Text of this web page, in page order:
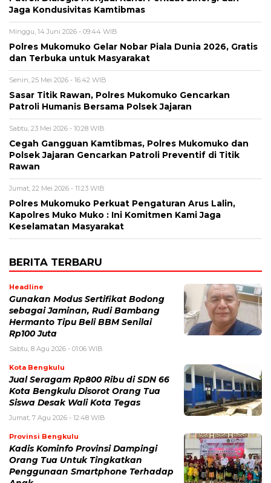
Jaga Kondusivitas Kamtibmas
Minggu, 14 Juni 2026 - 09:44 WIB
Polres Mukomuko Gelar Nobar Piala Dunia 2026, Gratis
dan Terbuka untuk Masyarakat
Senin, 25 Mei 2026 - 16:42 WIB
Sasar Titik Rawan, Polres Mukomuko Gencarkan
Patroli Humanis Bersama Polsek Jajaran
Sabtu, 23 Mei 2026 - 10:28 WIB
Cegah Gangguan Kamtibmas, Polres Mukomuko dan
Polsek Jajaran Gencarkan Patroli Preventif di Titik
Rawan
Jumat, 22 Mei 2026 - 11:23 WIB
Polres Mukomuko Perkuat Pengaturan Arus Lalin,
Kapolres Muko Muko : Ini Komitmen Kami Jaga
Keselamatan Masyarakat
BERITA TERBARU
Headline
Gunakan Modus Sertifikat Bodong
sebagai Jaminan, Rudi Bambang
Hermanto Tipu Beli BBM Senilai
Rp100 Juta
Sabtu, 8 Agu 2026 - 01:06 WIB
Kota Bengkulu
Jual Seragam Rp800 Ribu di SDN 66
Kota Bengkulu Disorot Orang Tua
Siswa Desak Wali Kota Tegas
Jumat, 7 Agu 2026 - 12:48 WIB
Provinsi Bengkulu
Kadis Kominfo Provinsi Dampingi
Orang Tua Untuk Tingkatkan
Penggunaan Smartphone Terhadap